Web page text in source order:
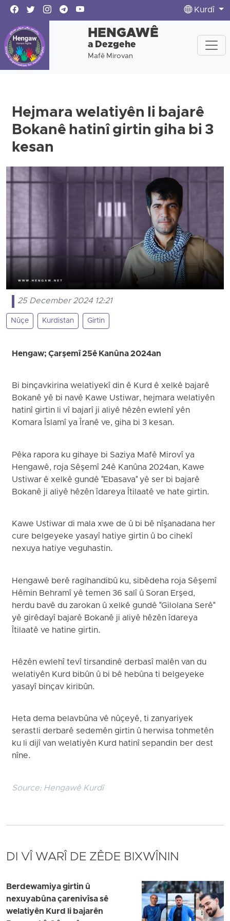
Kurdî
HENGAWÊ
a Dezgehe
Mafê Mirovan
Hejmara welatiyên li bajarê
Bokanê hatinî girtin giha bi 3
kesan
25 December 2024 12:21
Nûçe Kurdistan Girtin
Hengaw; Çarşemî 25ê Kanûna 2024an
Bi binçavkirina welatiyekî din ê Kurd ê xelkê bajarê
Bokanê yê bi navê Kawe Ustiwar, hejmara welatiyên
hatinî girtin li vî bajarî ji aliyê hêzên ewlehî yên
Komara Îslamî ya Îranê ve, giha bi 3 kesan.
Pêka rapora ku gihaye bi Saziya Mafê Mirovî ya
Hengawê, roja Sêşemî 24ê Kanûna 2024an, Kawe
Ustiwar ê xelkê gundê "Ebasava" yê ser bi bajarê
Bokanê ji aliyê hêzên îdareya Îtilaatê ve hate girtin.
Kawe Ustiwar di mala xwe de û bi bê nîşanadana her
cure belgeyeke yasayî hatiye girtin û bo cihekî
nexuya hatiye veguhastin.
Hengawê berê ragihandibû ku, sibêdeha roja Sêşemî
Hêmin Behramî yê temen 36 salî û Soran Erşed,
herdu bavê du zarokan û xelkê gundê "Gilolana Serê"
yê girêdayî bajarê Bokanê ji aliyê hêzên îdareya
Îtilaatê ve hatine girtin.
Hêzên ewlehî tevî tirsandinê derbasî malên van du
welatiyên Kurd bibûn û bi bê hebûna ti belgeyeke
yasayî binçav kiribûn.
Heta dema belavbûna vê nûçeyê, ti zanyariyek
serast li derbarê sedemên girtin û herwisa tohmetên
ku li dijî van welatiyên Kurd hatinî sepandin ber dest
nîne.
Source: Hengawê Kurdî
DI VÎ WARÎ DE ZÊDE BIXWÎNIN
Berdewamiya girtin û
nexuyabûna çarenivîsa sê
welatiyên Kurd li bajarên